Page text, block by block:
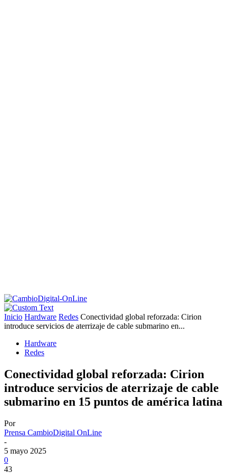
Inicio Hardware Redes Conectividad global reforzada: Cirion
introduce servicios de aterrizaje de cable submarino en...
Hardware
Redes
Conectividad global reforzada: Cirion
introduce servicios de aterrizaje de cable
submarino en 15 puntos de américa latina
Por
Prensa CambioDigital OnLine
-
5 mayo 2025
0
43